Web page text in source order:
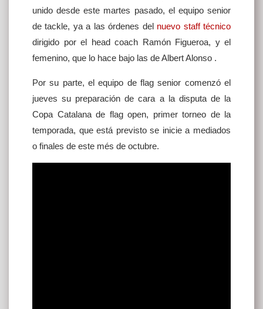
unido desde este martes pasado, el equipo senior
de tackle, ya a las órdenes del nuevo staff técnico
dirigido por el head coach Ramón Figueroa, y el
femenino, que lo hace bajo las de Albert Alonso .
Por su parte, el equipo de flag senior comenzó el
jueves su preparación de cara a la disputa de la
Copa Catalana de flag open, primer torneo de la
temporada, que está previsto se inicie a mediados
o finales de este més de octubre.